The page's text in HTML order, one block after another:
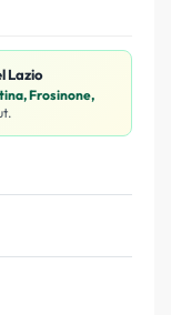
Lazio
Frosinone,